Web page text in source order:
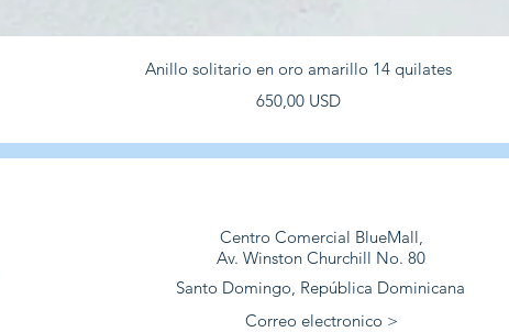
Vista rapida
Anillo solitario en oro amarillo 14 quilates
Prezzo
650,00 USD
Centro Comercial BlueMall,
Av. Winston Churchill No. 80
Santo Domingo, República Dominicana
Correo electronico >